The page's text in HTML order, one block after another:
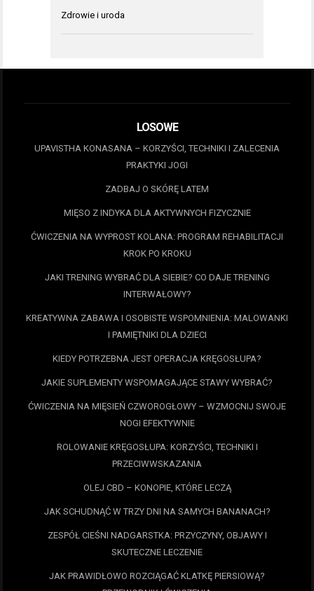
Zdrowie i uroda
LOSOWE
UPAVISTHA KONASANA – KORZYŚCI, TECHNIKI I ZALECENIA
PRAKTYKI JOGI
ZADBAJ O SKÓRĘ LATEM
MIĘSO Z INDYKA DLA AKTYWNYCH FIZYCZNIE
ĆWICZENIA NA WYPROST KOLANA: PROGRAM REHABILITACJI
KROK PO KROKU
JAKI TRENING WYBRAĆ DLA SIEBIE? CO DAJE TRENING
INTERWAŁOWY?
KREATYWNA ZABAWA I OSOBISTE WSPOMNIENIA: MALOWANKI
I PAMIĘTNIKI DLA DZIECI
KIEDY POTRZEBNA JEST OPERACJA KRĘGOSŁUPA?
JAKIE SUPLEMENTY WSPOMAGAJĄCE STAWY WYBRAĆ?
ĆWICZENIA NA MIĘSIEŃ CZWOROGŁOWY – WZMOCNIJ SWOJE
NOGI EFEKTYWNIE
ROLOWANIE KRĘGOSŁUPA: KORZYŚCI, TECHNIKI I
PRZECIWWSKAZANIA
OLEJ CBD – KONOPIE, KTÓRE LECZĄ
JAK SCHUDNĄĆ W TRZY DNI NA SAMYCH BANANACH?
ZESPÓŁ CIEŚNI NADGARSTKA: PRZYCZYNY, OBJAWY I
SKUTECZNE LECZENIE
JAK PRAWIDŁOWO ROZCIĄGAĆ KLATKĘ PIERSIOWĄ?